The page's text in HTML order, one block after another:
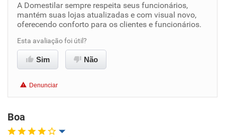
Oportunidade de promoção
Ambiente de trabalho
Conciliação com a vida familiar
A Domestilar sempre respeita seus funcionários,
mantém suas lojas atualizadas e com visual novo,
oferecendo conforto para os clientes e funcionários.
Esta avaliação foi útil?
Sim Não
Denunciar
Boa